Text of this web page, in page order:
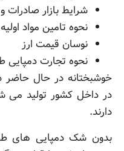
شرایط بازار صادرات
نحوه تامین مواد
نوسان قیمت ارز
نحوه تجارت دمپایی
خوشبختانه در حال حاضر
در داخل کشور تولید می
دارند.
بدون شک دمپایی های